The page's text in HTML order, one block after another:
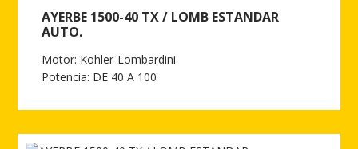
AYERBE 1500-40 TX / LOMB ESTANDAR
AUTO.
Motor: Kohler-Lombardini
Potencia: DE 40 A 100